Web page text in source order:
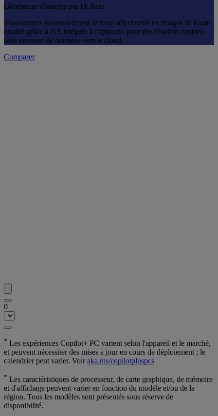
Générateur d'images par IA Acer
Transformez instantanément le texte sélectionné en images de haute
qualité grâce à l'IA intégrée à l'appareil, pour des résultats rapides
sans envoyer de données vers le cloud.
Comparer
0
* Les expériences Copilot+ PC varient selon l'appareil et le marché,
et peuvent nécessiter des mises à jour en cours de déploiement ; le
calendrier peut varier. Voiraka.ms/copilotpluspcs
* Les caractéristiques de processeur, de carte graphique, de mémoire
et d'affichage peuvent varier en fonction du modèle et/ou de la
région. Tous les modèles sont présentés sous réserve de
disponibilité.